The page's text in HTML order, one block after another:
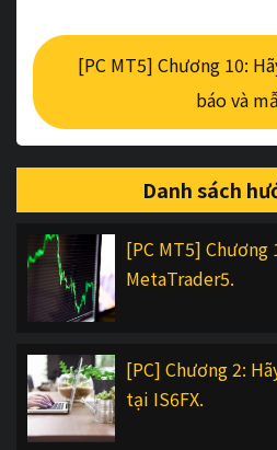
[PC MT5] Chương 10:
báo và
Danh sách
[PC MT5]
MetaTrader5.
[PC] Chương 2:
tại IS6FX.